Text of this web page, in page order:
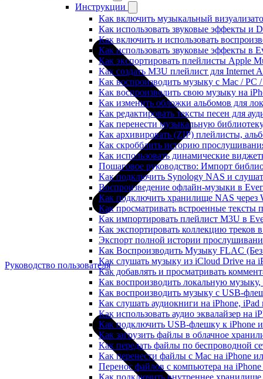
Инструкции
Как включить музыкальный
Как использовать звуковые эффекты и
Как включить и использовать
Как использовать звуковые эффекты в
Как экспортировать плейлисты Apple
Как создать M3U плейлист для Internet
Как воспроизводить музыку с Mac /
Как воспроизводить свою музыку на
Как изменить обложки альбомов для
Как редактировать тексты песен для
Как перенести музыкальную
Как архивировать (ZIP) плейлисты,
Как скробблить историю
Как использовать динамические
Пошаговое руководство: Импорт
Как подключить Synology NAS и
Воспроизведение офлайн-музыки в
Как подключить хранилище NAS через
Как просматривать встроенные
Как импортировать плейлист M3U в
Как экспортировать коллекцию
Экспорт полной истории
Как Воспроизводить Музыку FLAC
Как слушать музыку из iCloud Drive на
Как добавлять и просматривать
Как воспроизводить локальную
Как воспроизводить музыку с USB-
Как слушать аудиокниги на iPhone,
Как использовать аудио эквалайзер на
Как подключить USB-флешку к iPhone
Как загрузить файлы в облачное
Как передать файлы по беспроводной
Как перенести файлы с Mac на iPhone
Перенос файлов с компьютера на
Как подключить внутреннее
Руководство пользователя